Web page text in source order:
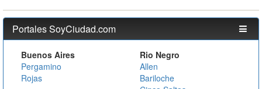
Portales SoyCiudad.com
Buenos Aires
Pergamino
Rojas
Rio Negro
Allen
Bariloche